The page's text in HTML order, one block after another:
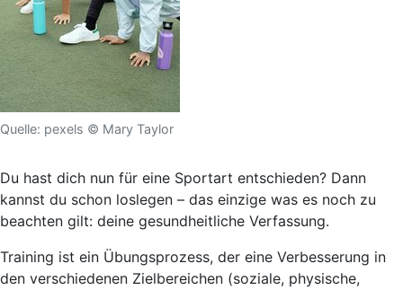
Quelle: pexels © Mary Taylor
Du hast dich nun für eine Sportart entschieden? Dann
kannst du schon loslegen – das einzige was es noch zu
beachten gilt: deine gesundheitliche Verfassung.
Training ist ein Übungsprozess, der eine Verbesserung in
den verschiedenen Zielbereichen (soziale, physische,